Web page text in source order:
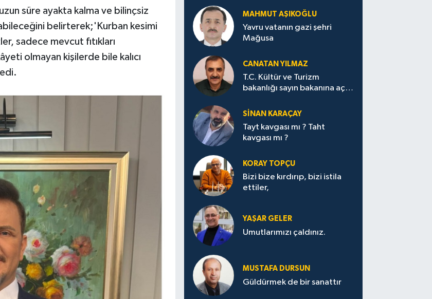
süre ayakta kalma ve bilinçsiz
belirterek;'Kurban kesimi
sadece mevcut fıtıkları
olmayan kişilerde bile kalıcı
MAHMUT AŞIKOĞLU
Yavru vatanın gazi şehri
Mağusa
CANATAN YILMAZ
T.C. Kültür ve Turizm
bakanlığı sayın bakanına açık
SİNAN KARAÇAY
Tayt kavgası mı ? Taht
kavgası mı ?
KORAY TOPÇU
Bizi bize kırdırıp, bizi istila
ettiler,
YAŞAR GELER
Umutlarımızı çaldınız.
MUSTAFA DURSUN
Güldürmek de bir sanattır